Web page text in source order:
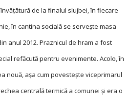
de la finalul slujbei, în fiecare
în cantina socială se servește masa
anul 2012. Praznicul de hram a fost
refăcută pentru evenimente. Acolo, în
nouă, așa cum povestește viceprimarul
centrală termică a comunei și era o